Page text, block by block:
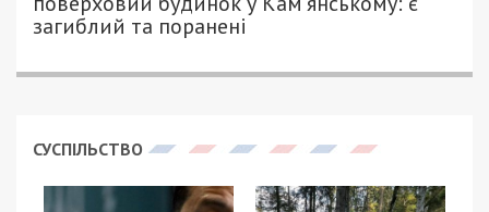
загиблий та поранені
СУСПІЛЬСТВО